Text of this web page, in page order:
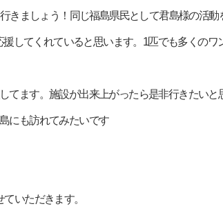
きましょう！同じ福島県民として君島様の活
してくれていると思います。1匹でも多くの
ます。施設が出来上がったら是非行きたいと
にも訪れてみたいです
いただきます。